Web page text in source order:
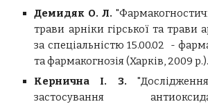
Демидяк О. Л. "
трави арніки гірської та трави
за спеціальністю 15.00.02 -
та фармакогнозія (Харків, 2009 р.).
Кернична І. З. "
застосування